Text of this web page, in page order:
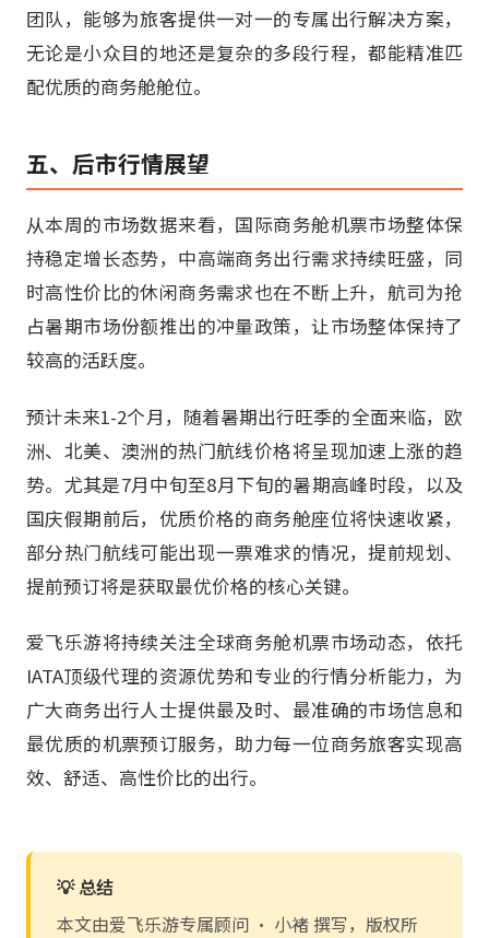
团队，能够为旅客提供一对一的专属出行解决方案，
无论是小众目的地还是复杂的多段行程，都能精准匹
配优质的商务舱舱位。
五、后市行情展望
从本周的市场数据来看，国际商务舱机票市场整体保
持稳定增长态势，中高端商务出行需求持续旺盛，同
时高性价比的休闲商务需求也在不断上升，航司为抢
占暑期市场份额推出的冲量政策，让市场整体保持了
较高的活跃度。
预计未来1-2个月，随着暑期出行旺季的全面来临，欧
洲、北美、澳洲的热门航线价格将呈现加速上涨的趋
势。尤其是7月中旬至8月下旬的暑期高峰时段，以及
国庆假期前后，优质价格的商务舱座位将快速收紧，
部分热门航线可能出现一票难求的情况，提前规划、
提前预订将是获取最优价格的核心关键。
爱飞乐游将持续关注全球商务舱机票市场动态，依托
IATA顶级代理的资源优势和专业的行情分析能力，为
广大商务出行人士提供最及时、最准确的市场信息和
最优质的机票预订服务，助力每一位商务旅客实现高
效、舒适、高性价比的出行。
💡 总结
本文由爱飞乐游专属顾问 · 小褚 撰写，版权所